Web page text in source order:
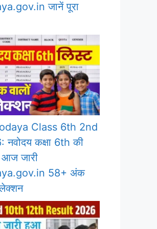
जानें पूरा
Class 6th 2nd
कक्षा 6th की
आज जारी
58+ अंक